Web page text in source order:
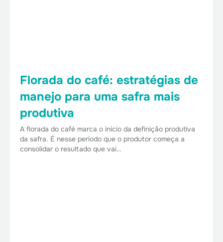
Florada do café: estratégias de
manejo para uma safra mais
produtiva
A florada do café marca o início da definição produtiva
da safra. É nesse período que o produtor começa a
consolidar o resultado que vai…